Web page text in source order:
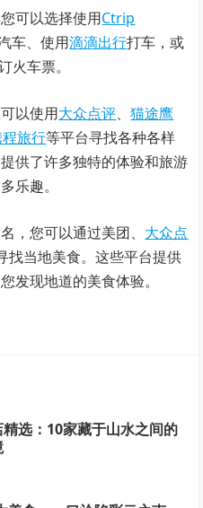
可以选择使用Ctrip
车、使用滴滴出行打车，或
火车票。
以使用大众点评、猫途鹰
旅行等平台寻找各种各样
供了许多独特的体验和旅游
乐趣。
，您可以通过美团、 大众点
找当地美食。这些平台提供
发现地道的美食体验。
选：10家藏于山水之间的